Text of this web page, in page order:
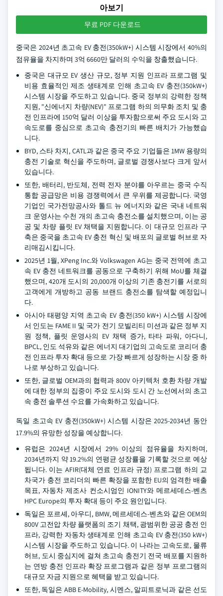
아보기
무료 PDF 다운로드
중국은 2024년 초고속 EV 충전(350kW+) 시스템 시장에서 40%의
점유율을 차지하며 3억 6660만 달러의 수익을 창출했습니다.
중국은 대규모 EV 생산 규모, 정부 지원 인프라 프로그램 및
비용 효율적인 제조 생태계로 인해 초고속 EV 충전(350kW+)
시스템 시장을 주도하고 있습니다. 중국 정부의 강력한 정책
지원, "신에너지 차량(NEV)" 프로그램 하의 의무화 조치 및 충
전 인프라에 150억 달러 이상을 투자함으로써 주요 도시와 고
속도로를 중심으로 초고속 충전기의 빠른 배치가 가능했습
니다.
BYD, 스타 차지, CATL과 같은 중국 주요 기업들은 1MW 용량의
충전 기술로 혁신을 주도하며, 글로벌 경쟁사보다 크게 앞서
있습니다.
또한, 배터리, 반도체, 전력 전자 분야를 아우르는 중국 수직
통합 공급망은 비용 경쟁력에서 큰 우위를 제공합니다. 국영
기업인 국가전망공사와 톨드 뉴 에너지와 같은 국내 네트워
크 운영사는 수천 개의 초고속 충전소를 설치했으며, 이는 공
공 및 차량 플릿 EV 채택을 지원합니다. 이 대규모 인프라 구
축은 중국을 초고속 EV 충전 혁신 및 배포의 글로벌 허브로 자
리매김시킵니다.
2025년 1월, XPeng Inc.와 Volkswagen AG는 중국 전역에 초고
속 EV 충전 네트워크를 공동으로 구축하기 위해 MoU를 체결
했으며, 420개 도시의 20,000개 이상의 기존 충전기를 서로의
고객에게 개방하고 공동 브랜드 충전소를 탐색할 예정입니
다.
아시아 태평양 지역 초고속 EV 충전(350 kW+) 시스템 시장에
서 인도는 FAME II 및 국가 전기 모빌리티 미션과 같은 정부 지
원 정책, 플릿 운영사의 EV 채택 증가, 타타 파워, 아다니,
BPCL, 인도 석유와 같은 에너지 대기업의 고속도로 코리더 충
전 인프라 투자 확대 등으로 가장 빠르게 성장하는 시장 중 하
나로 부상하고 있습니다.
또한, 글로벌 OEM과의 협력과 800V 아키텍처 호환 차량 개발
에 대한 정부의 집중이 주요 도시와 도시 간 노선에서의 초고
속 충전 솔루션 수요를 가속화하고 있습니다.
독일 초고속 EV 충전(350kW+) 시스템 시장은 2025-2034년 동안
17.9%의 유망한 성장을 예상합니다.
유럽은 2024년 시장에서 29% 이상의 점유율을 차지하며,
2034년까지 약 19.2%의 연평균 성장률을 기록할 것으로 예상
됩니다. 이는 AFIR(대체 연료 인프라 규정) 프로그램 하의 교
차국가 충전 코리더의 빠른 확장을 포함한 EU의 엄격한 배출
목표, 자동차 제조사 컨소시엄인 IONITY와 메르세데스-벤츠
HPC Europe의 투자 확대 등이 주요 원인입니다.
독일은 포르셰, 아우디, BMW, 메르세데스-벤츠와 같은 OEM의
800V 고전압 차량 플랫폼의 조기 채택, 광범위한 공공 충전 인
프라, 강력한 자동차 생태계로 인해 초고속 EV 충전(350 kW+)
시스템 시장을 주도하고 있습니다. 이 나라는 고속도로, 물류
허브, 도시 중심지에 걸쳐 초고속 충전기 전국 배포를 지원하
는 연방 충전 인프라 확장 프로그램과 같은 정부 프로그램의
대규모 자금 지원으로 혜택을 받고 있습니다.
또한, 독일은 ABB E-Mobility, 시멘스, 알피트로닉과 같은 선도